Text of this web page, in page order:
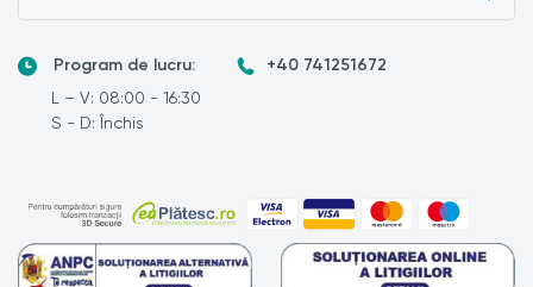
Program de lucru:
L – V: 08:00 - 16:30
S - D: Închis
+40 741251672